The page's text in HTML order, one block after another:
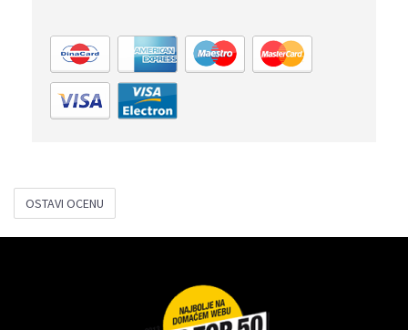
OSTAVI OCENU